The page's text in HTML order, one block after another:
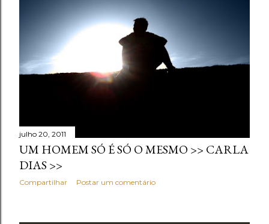
julho 20, 2011
UM HOMEM SÓ É SÓ O MESMO >> CARLA
DIAS >>
Compartilhar Postar um comentário